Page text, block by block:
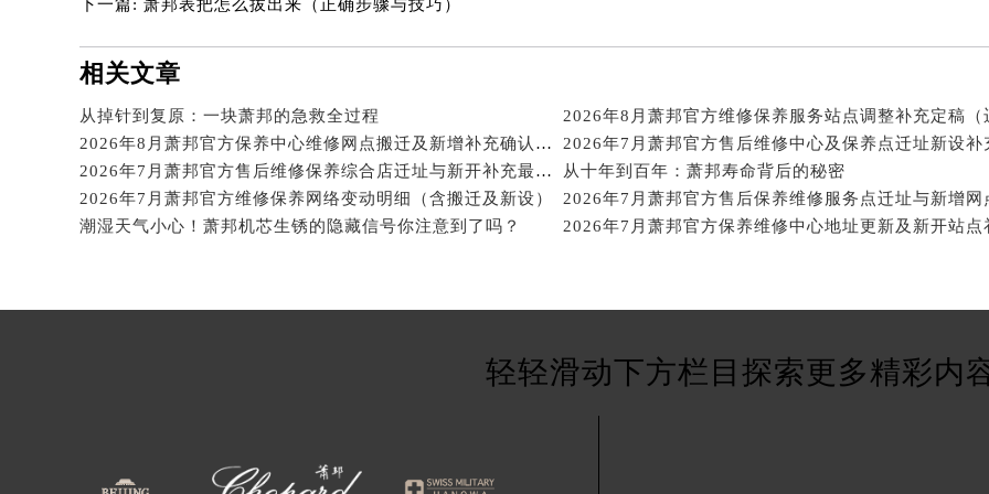
辽宁省辽阳市白塔区新运大街萧邦售后服务中心（需提前预约）
辽宁省沈阳市沈河区中街路137号亨得利名表维修授权店1楼萧邦售后服务中心（需提前预约）
辽宁省沈阳市沈河区中街路83号亨得利名表维修授权店1楼萧邦售后服务中心（需提前预约）
北京市朝阳区建国门外大街甲6号华熙国际中心D座11层1102室萧邦售后服务中心（北京总部）（需
北京市东城区东长安街1号王府井东方广场W3座6层602室萧邦售后服务中心（需提前预约）
内蒙古自治区巴彦淖尔市临河区新华街萧邦售后服务中心（需提前预约）
内蒙古自治区赤峰市红山区哈达街萧邦售后服务中心（需提前预约）
内蒙古自治区通辽市科尔沁区明仁大街萧邦售后服务中心（需提前预约）
下一篇: 萧邦表把怎么拔出来（正确步骤与技巧）
相关文章
从掉针到复原：一块萧邦的急救全过程
2026年8月萧邦官方保养中心维修网点搬迁及新增补充确认终稿
2026年7月萧邦官方售后维修保养综合店迁址与新开补充最终汇总
从十年到百年：萧邦寿命背后的秘密
2026年7月萧邦官方维修保养网络变动明细（含搬迁及新设）
2026年7月萧邦官方售后保养维修服务点迁址与新增网
潮湿天气小心！萧邦机芯生锈的隐藏信号你注意到了吗？
轻轻滑动下方栏目探索更多精彩内